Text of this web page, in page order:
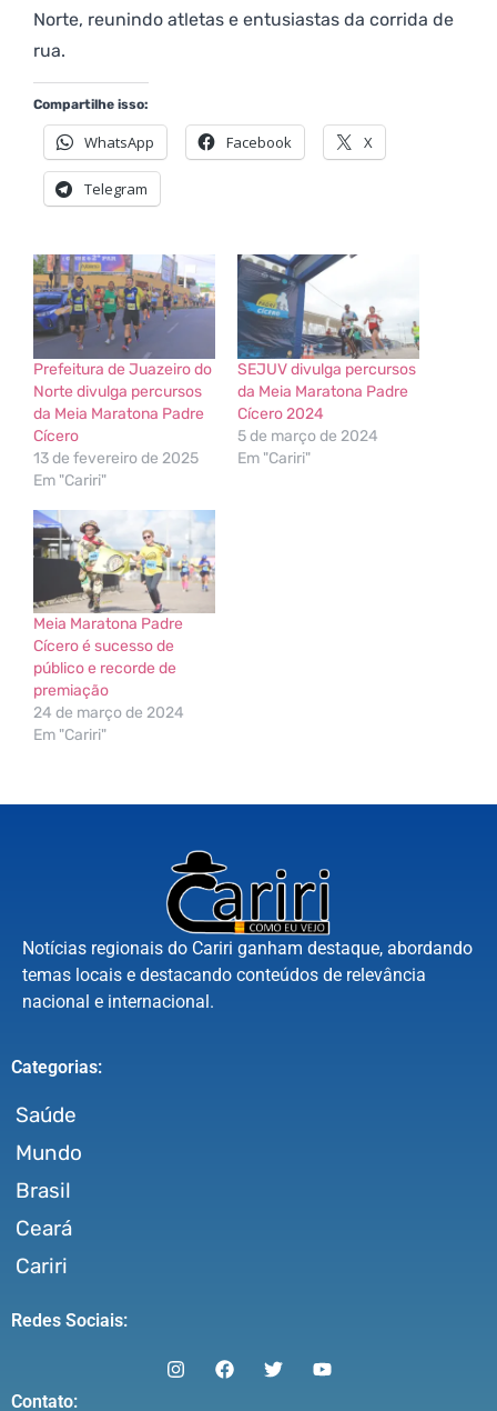
Norte, reunindo atletas e entusiastas da corrida de
rua.
Compartilhe isso:
WhatsApp Facebook X
Telegram
Prefeitura de Juazeiro do
Norte divulga percursos
da Meia Maratona Padre
Cícero
13 de fevereiro de 2025
Em "Cariri"
SEJUV divulga percursos
da Meia Maratona Padre
Cícero 2024
5 de março de 2024
Em "Cariri"
Meia Maratona Padre
Cícero é sucesso de
público e recorde de
premiação
24 de março de 2024
Em "Cariri"
Notícias regionais do Cariri ganham destaque, abordando
temas locais e destacando conteúdos de relevância
nacional e internacional.
Categorias:
Saúde
Mundo
Brasil
Ceará
Cariri
Redes Sociais:
Contato: